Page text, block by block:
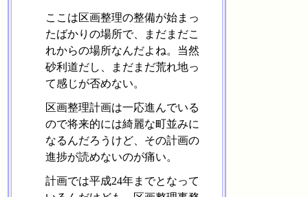
ここは区画整理の整備が始まっ
たばかりの場所で、まだまだこ
れからの場所なんだよね。当然
砂利道だし、まだまだ荒れ地っ
て感じが否めない。
区画整理計画は一応進んでいる
ので将来的には綺麗な町並みに
なるんだろうけど、その計画の
進捗が読めないのが痛い。
計画では平成24年までとなって